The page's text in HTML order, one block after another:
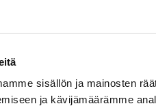
sisällön ja mainosten
ja kävijämäärämme
ICECAPITAL Housing
kohteen Helsingin